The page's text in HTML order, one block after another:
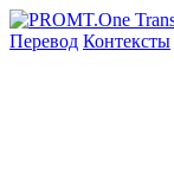
Перевод Контексты